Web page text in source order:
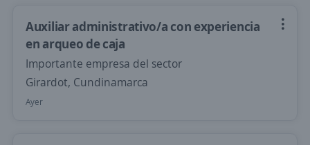
Auxiliar administrativo/a con experiencia
en arqueo de caja
Importante empresa del sector
Girardot, Cundinamarca
Ayer